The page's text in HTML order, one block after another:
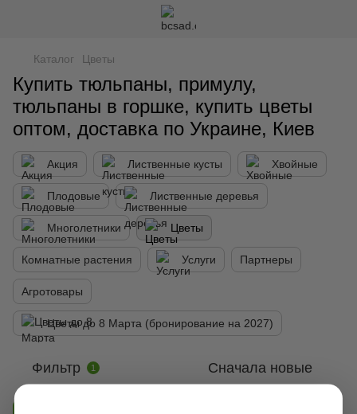
Каталог Цветы
Купить тюльпаны, примулу,
тюльпаны в горшке, купить цветы
оптом, доставка по Украине, Киев
Акция Лиственные кусты Хвойные
Плодовые Лиственные деревья
Многолетники Цветы
Комнатные растения Услуги Партнеры
Агротовары
Цветы до 8 Марта (бронирование на 2027)
Фильтр 1 Сначала новые